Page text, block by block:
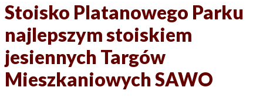
Stoisko Platanowego Parku
najlepszym stoiskiem
jesiennych Targów
Mieszkaniowych SAWO